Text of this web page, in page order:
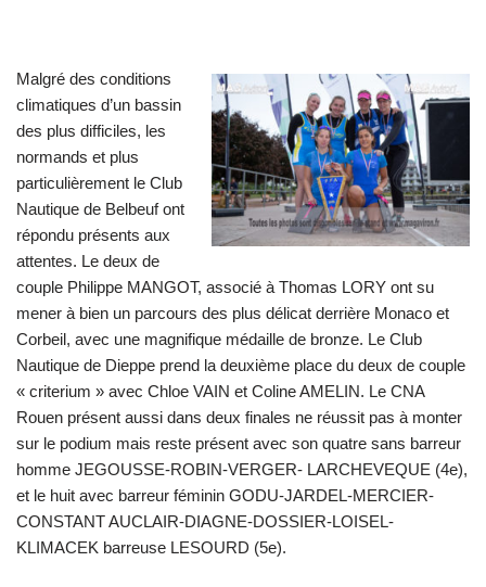
Malgré des conditions
climatiques d’un bassin
des plus difficiles, les
normands et plus
particulièrement le Club
Nautique de Belbeuf ont
répondu présents aux
attentes. Le deux de
couple Philippe MANGOT, associé à Thomas LORY ont su
mener à bien un parcours des plus délicat derrière Monaco et
Corbeil, avec une magnifique médaille de bronze. Le Club
Nautique de Dieppe prend la deuxième place du deux de couple
« criterium » avec Chloe VAIN et Coline AMELIN. Le CNA
Rouen présent aussi dans deux finales ne réussit pas à monter
sur le podium mais reste présent avec son quatre sans barreur
homme JEGOUSSE-ROBIN-VERGER- LARCHEVEQUE (4e),
et le huit avec barreur féminin GODU-JARDEL-MERCIER-
CONSTANT AUCLAIR-DIAGNE-DOSSIER-LOISEL-
KLIMACEK barreuse LESOURD (5e).